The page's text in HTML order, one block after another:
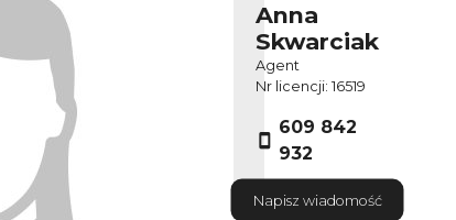
Anna
Skwarciak
Agent
Nr licencji: 16519
609 842
932
Napisz wiadomość